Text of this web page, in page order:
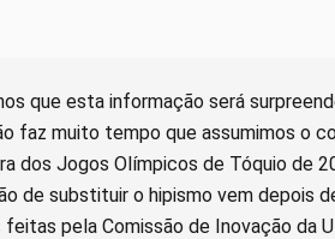
que esta informação será
faz muito tempo que assumimos o
dos Jogos Olímpicos de Tóquio de
de substituir o hipismo vem depois
pela Comissão de Inovação da